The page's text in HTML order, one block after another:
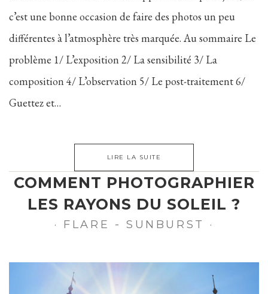
c’est une bonne occasion de faire des photos un peu
différentes à l’atmosphère très marquée. Au sommaire Le
problème 1/ L’exposition 2/ La sensibilité 3/ La
composition 4/ L’observation 5/ Le post-traitement 6/
Guettez et…
LIRE LA SUITE
COMMENT PHOTOGRAPHIER
LES RAYONS DU SOLEIL ?
· FLARE - SUNBURST ·